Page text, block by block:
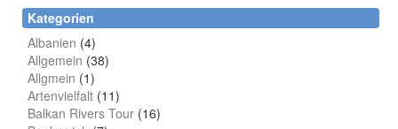
Kategorien
Albanien (4)
Allgemein (38)
Allgmein (1)
Artenvielfalt (11)
Balkan Rivers Tour (16)